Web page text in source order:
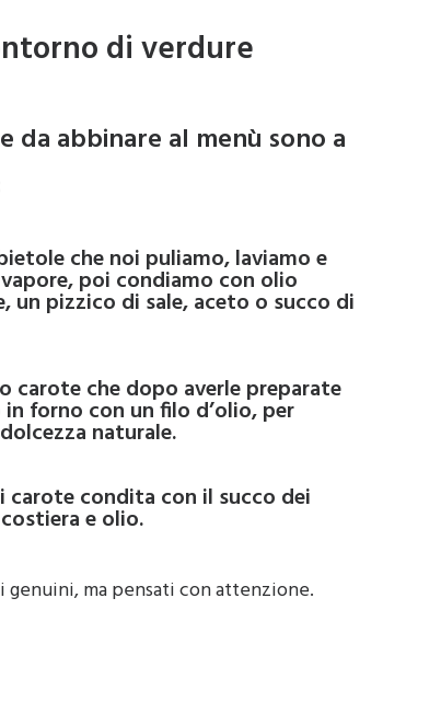
di verdure
da abbinare al menù sono a
che noi puliamo, laviamo e
poi condiamo con olio
un pizzico di sale, aceto o succo di
carote che dopo averle preparate
forno con un filo d’olio, per
naturale.
carote condita con il succo dei
e olio.
genuini, ma pensati con attenzione.